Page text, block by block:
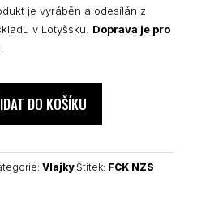
je vyráběn a odesílán z
v Lotyšsku. Doprava je pro
DO KOŠÍKU
Vlajky Štítek: FCK NZS